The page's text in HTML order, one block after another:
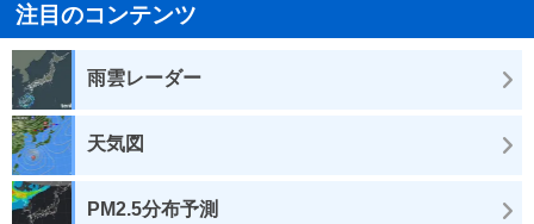
注目のコンテンツ
雨雲レーダー
天気図
PM2.5分布予測